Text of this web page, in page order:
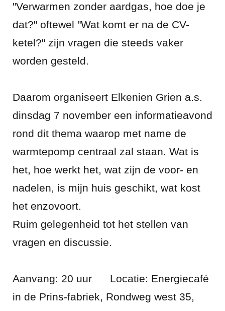
"Verwarmen zonder aardgas, hoe doe je
dat?" oftewel "Wat komt er na de CV-
ketel?" zijn vragen die steeds vaker
worden gesteld.
Daarom organiseert Elkenien Grien a.s.
dinsdag 7 november een informatieavond
rond dit thema waarop met name de
warmtepomp centraal zal staan. Wat is
het, hoe werkt het, wat zijn de voor- en
nadelen, is mijn huis geschikt, wat kost
het enzovoort.
Ruim gelegenheid tot het stellen van
vragen en discussie.
Aanvang: 20 uur Locatie: Energiecafé
in de Prins-fabriek, Rondweg west 35,